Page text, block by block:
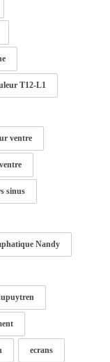
T12-L1
ventre
sinus
Nandy
ecrans